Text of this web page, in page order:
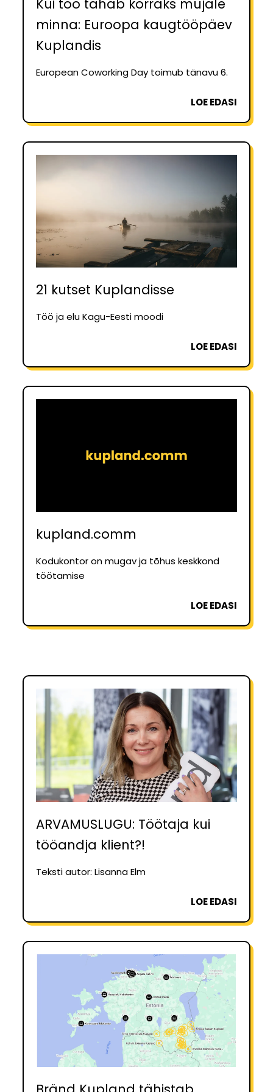
Kui töö tahab korraks mujale
minna: Euroopa kaugtööpäev
Kuplandis
European Coworking Day toimub tänavu 6.
LOE EDASI
21 kutset Kuplandisse
Töö ja elu Kagu-Eesti moodi
LOE EDASI
kupland.comm
Kodukontor on mugav ja tõhus keskkond
töötamise
LOE EDASI
ARVAMUSLUGU: Töötaja kui
tööandja klient?!
Teksti autor: Lisanna Elm
LOE EDASI